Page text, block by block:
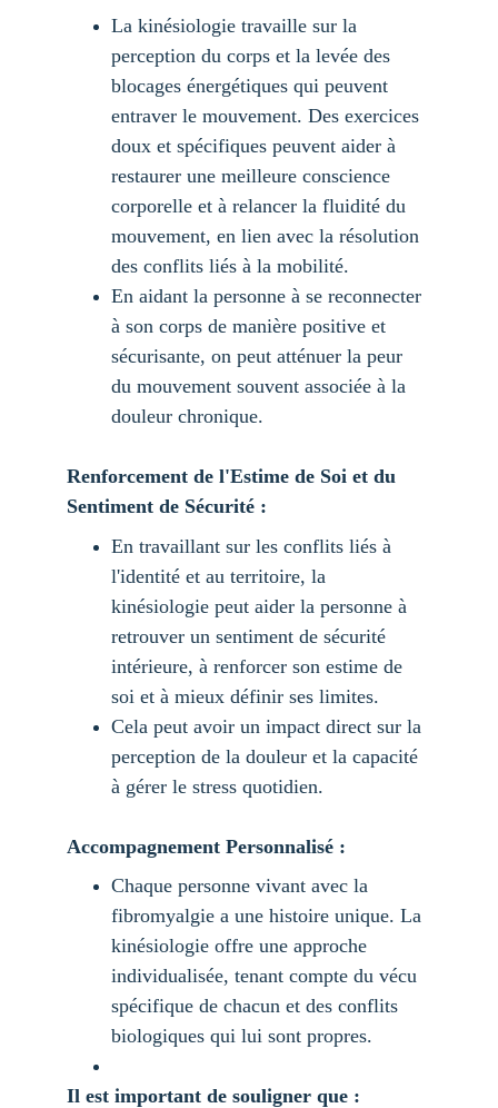
La kinésiologie travaille sur la
perception du corps et la levée des
blocages énergétiques qui peuvent
entraver le mouvement. Des exercices
doux et spécifiques peuvent aider à
restaurer une meilleure conscience
corporelle et à relancer la fluidité du
mouvement, en lien avec la résolution
des conflits liés à la mobilité.
En aidant la personne à se reconnecter
à son corps de manière positive et
sécurisante, on peut atténuer la peur
du mouvement souvent associée à la
douleur chronique.
Renforcement de l'Estime de Soi et du
Sentiment de Sécurité :
En travaillant sur les conflits liés à
l'identité et au territoire, la
kinésiologie peut aider la personne à
retrouver un sentiment de sécurité
intérieure, à renforcer son estime de
soi et à mieux définir ses limites.
Cela peut avoir un impact direct sur la
perception de la douleur et la capacité
à gérer le stress quotidien.
Accompagnement Personnalisé :
Chaque personne vivant avec la
fibromyalgie a une histoire unique. La
kinésiologie offre une approche
individualisée, tenant compte du vécu
spécifique de chacun et des conflits
biologiques qui lui sont propres.
Il est important de souligner que :